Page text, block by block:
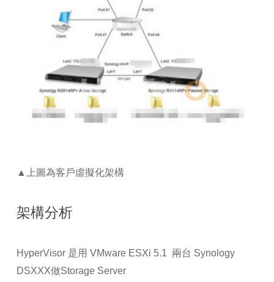
▲ 上圖為客戶虛擬化架構
架構分析
HyperVisor 是用 VMware ESXi 5.1 兩台 Synology
DSXXX做Storage Server